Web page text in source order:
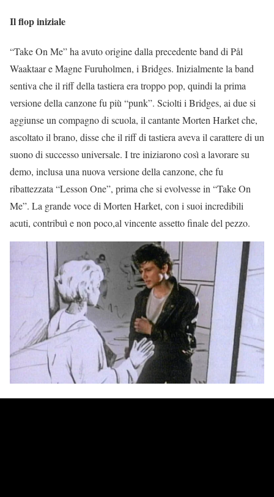
Il flop iniziale
“Take On Me” ha avuto origine dalla precedente band di Pål
Waaktaar e Magne Furuholmen, i Bridges. Inizialmente la band
sentiva che il riff della tastiera era troppo pop, quindi la prima
versione della canzone fu più “punk”. Sciolti i Bridges, ai due si
aggiunse un compagno di scuola, il cantante Morten Harket che,
ascoltato il brano, disse che il riff di tastiera aveva il carattere di un
suono di successo universale. I tre iniziarono così a lavorare su
demo, inclusa una nuova versione della canzone, che fu
ribattezzata “Lesson One”, prima che si evolvesse in “Take On
Me”. La grande voce di Morten Harket, con i suoi incredibili
acuti, contribuì e non poco,al vincente assetto finale del pezzo.